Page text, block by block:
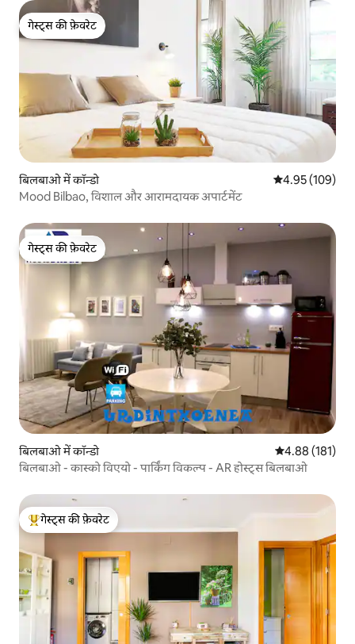
गेस्ट्स की फ़ेवरेट
गेस्ट्स की फ़ेवरेट
बिलबाओ में कॉन्डो औसत रेटिंग 5 में से
4.95 (109)
Mood Bilbao, विशाल और आरामदायक अपार्टमेंट
गेस्ट्स की फ़ेवरेट
गेस्ट्स की फ़ेवरेट
बिलबाओ में कॉन्डो औसत रेटिंग 5 में से
4.88 (181)
बिलबाओ - कास्को विएयो - पार्किंग विकल्प - AR होस्ट्स बिलबाओ
गेस्ट्स का टॉप फ़ेवरेट
गेस्ट्स की फ़ेवरेट